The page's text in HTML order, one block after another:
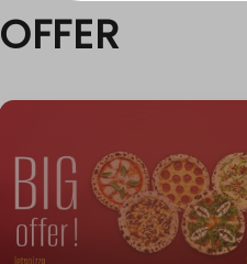
OFFER
0 سعرة حرارية
حد أقصى 10